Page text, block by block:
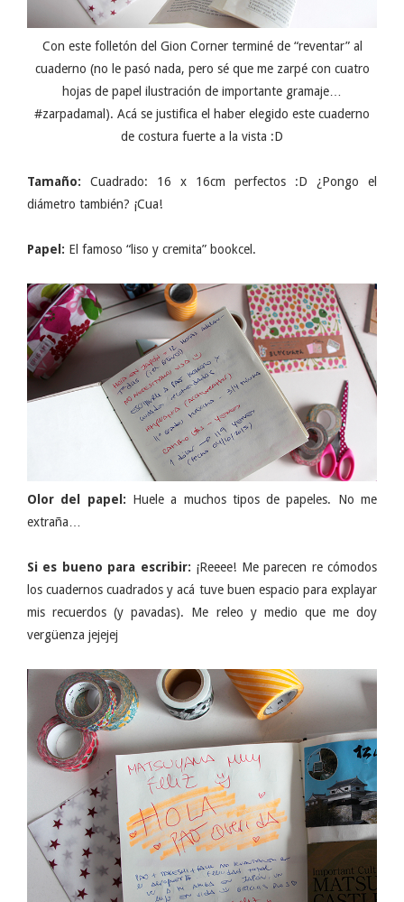
Con este folletón del Gion Corner terminé de “reventar” al
cuaderno (no le pasó nada, pero sé que me zarpé con cuatro
hojas de papel ilustración de importante gramaje…
#zarpadamal). Acá se justifica el haber elegido este cuaderno
de costura fuerte a la vista :D
Tamaño: Cuadrado: 16 x 16cm perfectos :D ¿Pongo el
diámetro también? ¡Cua!
Papel: El famoso “liso y cremita” bookcel.
Olor del papel: Huele a muchos tipos de papeles. No me
extraña…
Si es bueno para escribir: ¡Reeee! Me parecen re cómodos
los cuadernos cuadrados y acá tuve buen espacio para explayar
mis recuerdos (y pavadas). Me releo y medio que me doy
vergüenza jejejej